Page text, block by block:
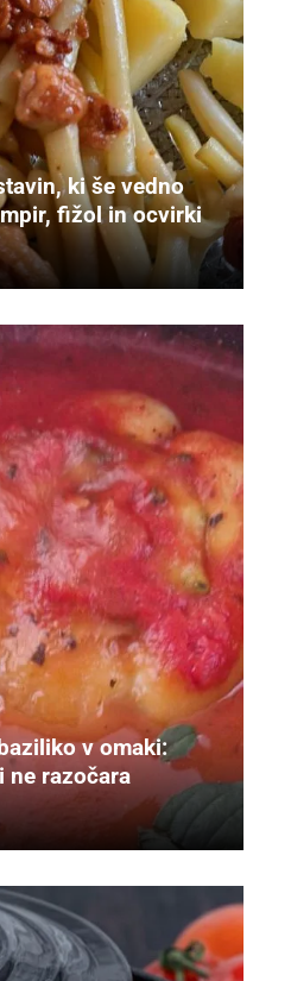
ki še vedno
fižol in ocvirki
v omaki:
ne razočara